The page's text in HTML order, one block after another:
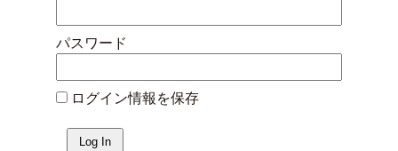
パスワード
ログイン情報を保存